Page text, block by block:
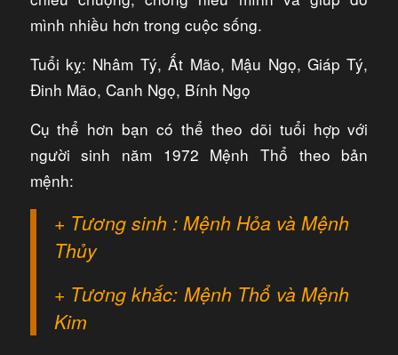
mình nhiều hơn trong cuộc sống.
Tuổi kỵ: Nhâm Tý, Ất Mão, Mậu Ngọ, Giáp Tý,
Đinh Mão, Canh Ngọ, Bính Ngọ
Cụ thể hơn bạn có thể theo dõi tuổi hợp với
người sinh năm 1972 Mệnh Thổ theo bản
mệnh:
+ Tương sinh : Mệnh Hỏa và Mệnh
Thủy
+ Tương khắc: Mệnh Thổ và Mệnh
Kim